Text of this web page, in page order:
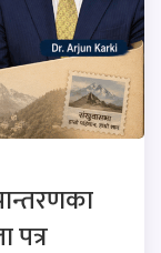
पत्र